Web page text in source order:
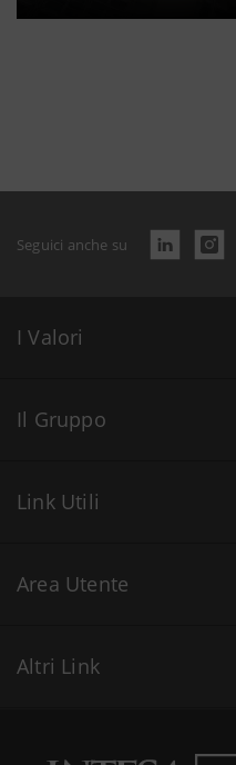
Seguici anche su
I Valori
Il Gruppo
Link Utili
Area Utente
Altri Link